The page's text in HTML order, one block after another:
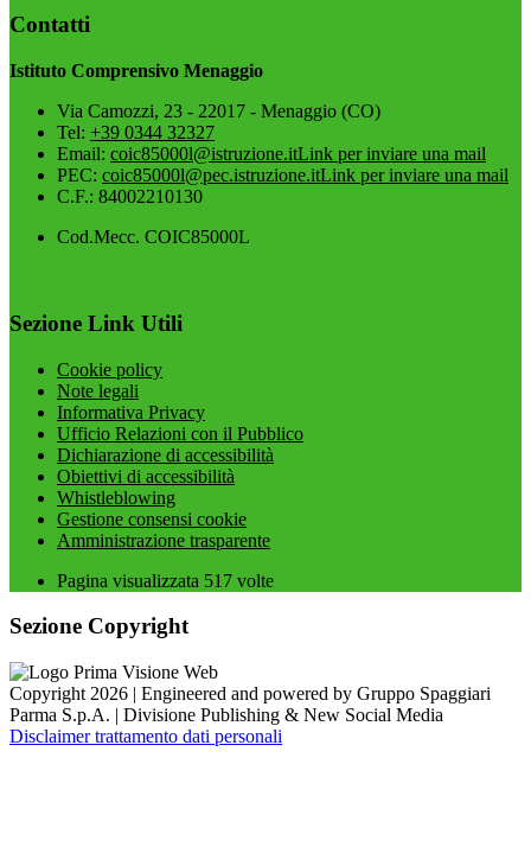
Contatti
Istituto Comprensivo Menaggio
Via Camozzi, 23 - 22017 - Menaggio (CO)
Tel: +39 0344 32327
Email: coic85000l@istruzione.itLink per inviare una mail
PEC: coic85000l@pec.istruzione.itLink per inviare una mail
C.F.: 84002210130
Cod.Mecc. COIC85000L
Sezione Link Utili
Cookie policy
Note legali
Informativa Privacy
Ufficio Relazioni con il Pubblico
Dichiarazione di accessibilità
Obiettivi di accessibilità
Whistleblowing
Gestione consensi cookie
Amministrazione trasparente
Pagina visualizzata 517 volte
Sezione Copyright
Copyright 2026 | Engineered and powered by Gruppo Spaggiari
Parma S.p.A. | Divisione Publishing & New Social Media
Disclaimer trattamento dati personali